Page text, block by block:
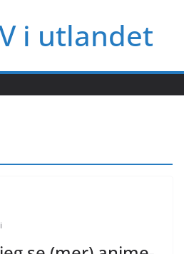
i utlandet